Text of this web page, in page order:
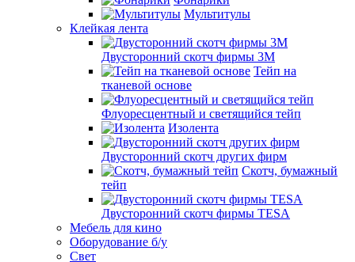
Мультитулы
Клейкая лента
Двусторонний скотч фирмы 3M
Тейп на
тканевой основе
Флуоресцентный и светящийся тейп
Изолента
Двусторонний скотч других фирм
Скотч, бумажный
тейп
Двусторонний скотч фирмы TESA
Мебель для кино
Оборудование б/у
Свет